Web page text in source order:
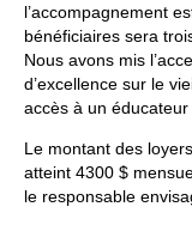
l’accompagnement
bénéficiaires sera
Nous avons mis
d’excellence sur le
accès à un
Le montant des
atteint 4300 $
le responsable